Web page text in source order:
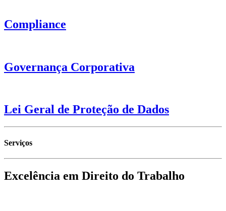
Compliance
Governança Corporativa
Lei Geral de Proteção de Dados
Serviços
Excelência em Direito do Trabalho